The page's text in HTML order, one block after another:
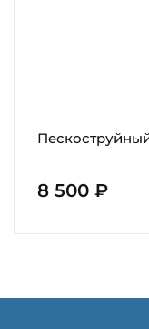
8 500 ₽